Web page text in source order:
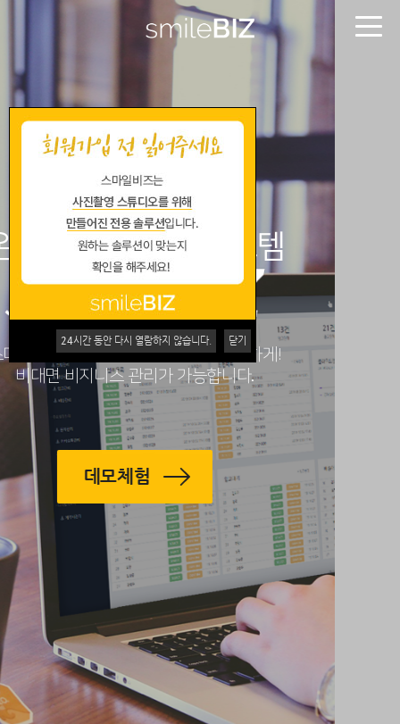
24시간 동안 다시 열람하지 않습니다. 닫기
분산 클라우드 기반
스튜디오 토탈관리 솔루션
빠르고 안정적인 클라우드 AWS (AMAZON WEB
SERVICES)
＆ 비용 효율적인 분산 클라우드 NAS SERVER
Previous